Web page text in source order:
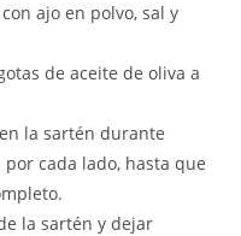
ajo en polvo, sal y
de aceite de oliva a
la sartén durante
cada lado, hasta que
la sartén y dejar